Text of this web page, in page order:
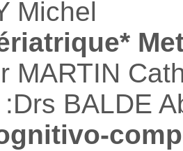
Michel
MARTIN
BALDE